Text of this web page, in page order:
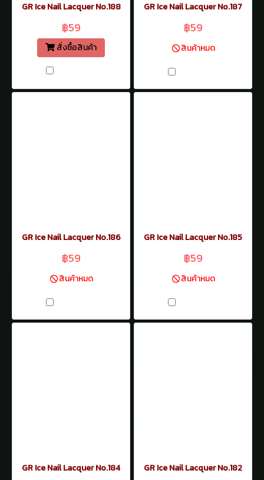
GR Ice Nail Lacquer No.188
฿59
สั่งซื้อสินค้า
GR Ice Nail Lacquer No.187
฿59
สินค้าหมด
GR Ice Nail Lacquer No.186
฿59
สินค้าหมด
GR Ice Nail Lacquer No.185
฿59
สินค้าหมด
GR Ice Nail Lacquer No.184 GR Ice Nail Lacquer No.182